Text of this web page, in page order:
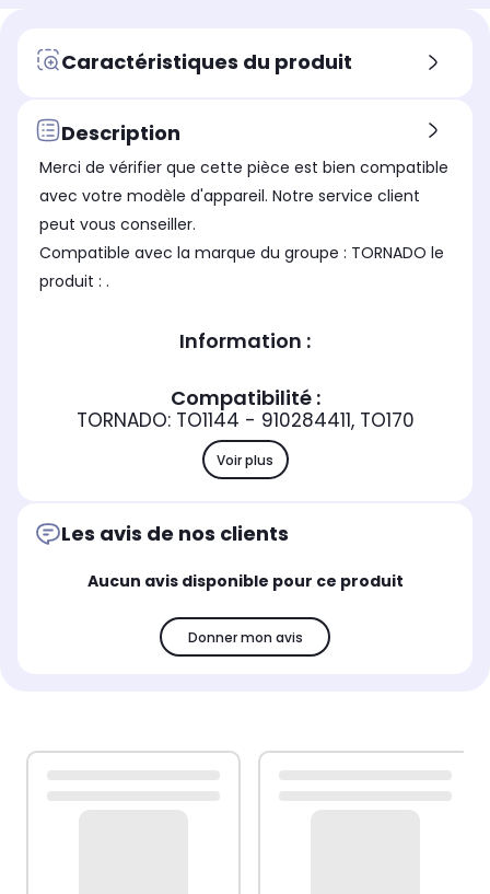
Caractéristiques du produit
Description
Merci de vérifier que cette pièce est bien compatible
avec votre modèle d'appareil. Notre service client
peut vous conseiller.
Compatible avec la marque du groupe : TORNADO le
produit : .
Information :
Compatibilité :
TORNADO: TO1144 - 910284411, TO170
Voir plus
Les avis de nos clients
Aucun avis disponible pour ce produit
Donner mon avis